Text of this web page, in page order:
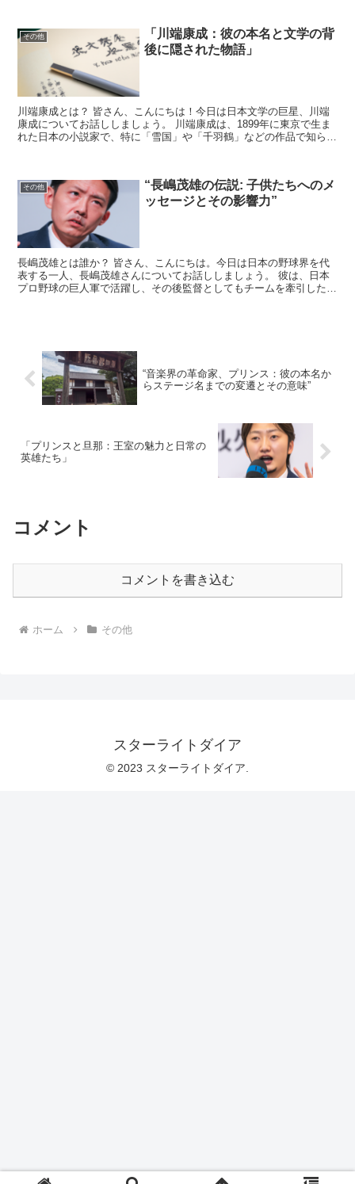
その他
「川端康成：彼の本名と文学の背
後に隠された物語」
川端康成とは？ 皆さん、こんにちは！今日は日本文学の巨星、川端
康成についてお話ししましょう。 川端康成は、1899年に東京で生ま
れた日本の小説家で、特に「雪国」や「千羽鶴」などの作品で知られ
その他
“長嶋茂雄の伝説: 子供たちへのメ
ッセージとその影響力”
長嶋茂雄とは誰か？ 皆さん、こんにちは。今日は日本の野球界を代
表する一人、長嶋茂雄さんについてお話ししましょう。 彼は、日本
プロ野球の巨人軍で活躍し、その後監督としてもチームを牽引した伝
“音楽界の革命家、プリンス：彼の本名か
らステージ名までの変遷とその意味”
「プリンスと旦那：王室の魅力と日常の
英雄たち」
コメント
コメントを書き込む
ホーム その他
スターライトダイア
© 2023 スターライトダイア.